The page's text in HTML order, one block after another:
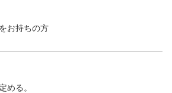
お持ちの方
める。